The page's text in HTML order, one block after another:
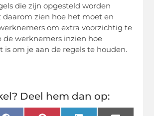
die zijn opgesteld worden
daarom zien hoe het moet en
om extra voorzichtig te
de werknemers inzien hoe
is om je aan de regels te houden.
Deel hem dan op: